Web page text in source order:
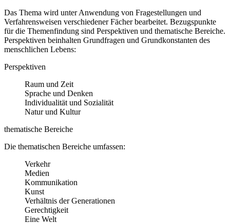
Das Thema wird unter Anwendung von Fragestellungen und
Verfahrensweisen verschiedener Fächer bearbeitet. Bezugspunkte
für die Themenfindung sind Perspektiven und thematische Bereiche.
Perspektiven beinhalten Grundfragen und Grundkonstanten des
menschlichen Lebens:
Perspektiven
Raum und Zeit
Sprache und Denken
Individualität und Sozialität
Natur und Kultur
thematische Bereiche
Die thematischen Bereiche umfassen:
Verkehr
Medien
Kommunikation
Kunst
Verhältnis der Generationen
Gerechtigkeit
Eine Welt